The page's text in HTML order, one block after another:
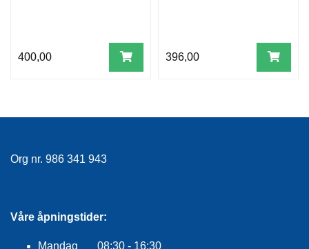
400,00 396,00
Org nr. 986 341 943
Våre åpningstider:
Mandag 08:30 - 16:30